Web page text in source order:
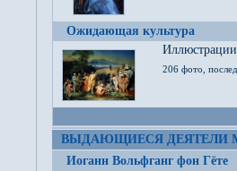
Ожидающая культура
206 фото,
ВЫДАЮЩИЕСЯ ДЕЯТЕЛИ
Иоганн Вольфганг фон Гёте